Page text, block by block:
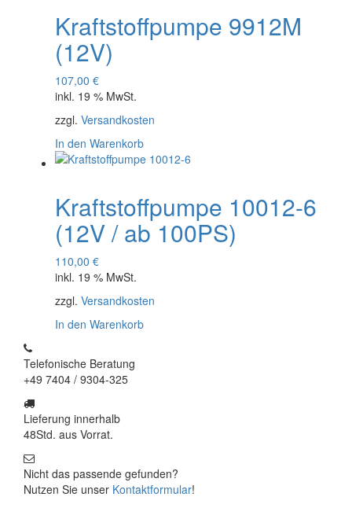
Kraftstoffpumpe 9912M
(12V)
107,00 €
inkl. 19 % MwSt.
zzgl. Versandkosten
In den Warenkorb
Kraftstoffpumpe 10012-6
(12V / ab 100PS)
110,00 €
inkl. 19 % MwSt.
zzgl. Versandkosten
In den Warenkorb
Telefonische Beratung
+49 7404 / 9304-325
Lieferung innerhalb
48Std. aus Vorrat.
Nicht das passende gefunden?
Nutzen Sie unser Kontaktformular!